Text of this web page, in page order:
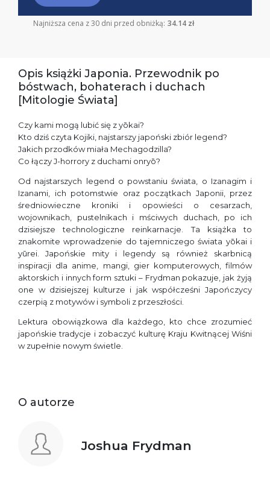
Najniższa cena z 30 dni przed obniżką: 34.14 zł
Opis książki Japonia. Przewodnik po
bóstwach, bohaterach i duchach
[Mitologie Świata]
Czy kami mogą lubić się z yōkai?
Kto dziś czyta Kojiki, najstarszy japoński zbiór legend?
Jakich przodków miała Mechagodzilla?
Co łączy J-horrory z duchami onryō?
Od najstarszych legend o powstaniu świata, o Izanagim i
Izanami, ich potomstwie oraz początkach Japonii, przez
średniowieczne kroniki i opowieści o cesarzach,
wojownikach, pustelnikach i mściwych duchach, po ich
dzisiejsze technologiczne reinkarnacje. Ta książka to
znakomite wprowadzenie do tajemniczego świata yōkai i
yūrei. Japońskie mity i legendy są również skarbnicą
inspiracji dla anime, mangi, gier komputerowych, filmów
aktorskich i innych form sztuki – Frydman pokazuje, jak żyją
one w dzisiejszej kulturze i jak współcześni Japończycy
czerpią z motywów i symboli z przeszłości.
Lektura obowiązkowa dla każdego, kto chce zrozumieć
japońskie tradycje i zobaczyć kulturę Kraju Kwitnącej Wiśni
w zupełnie nowym świetle.
O autorze
Joshua Frydman